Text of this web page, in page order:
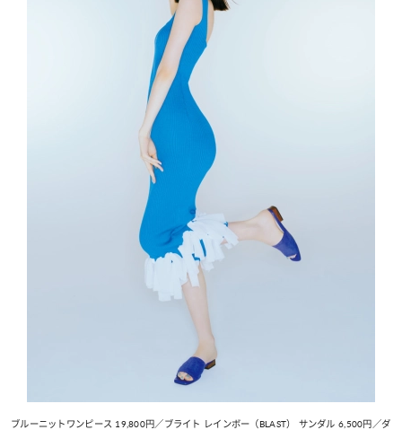
ブルーニットワンピース 19,800円／ブライト レインボー（BLAST） サンダル 6,500円／ダ